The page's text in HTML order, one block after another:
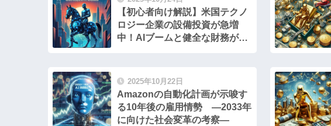
【初心者向け解説】米国テクノ
ロジー企業の設備投資が急増
中！AIブームと健全な財務が見
2025年10月22日
Amazonの自動化計画が示唆す
る10年後の雇用情勢 ―2033年
に向けた社会変革の考察―